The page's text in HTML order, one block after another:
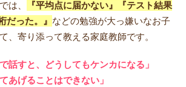
は、
『平均点に届かない』『テスト結果
った。』 などの勉強が大っ嫌いなお子
、寄り添って教える家庭教師です。
話すと、どうしてもケンカになる」
あげることはできない」